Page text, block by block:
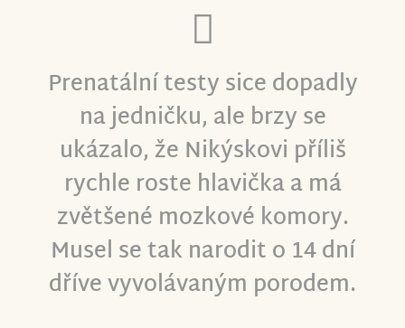
Prenatální testy sice dopadly
na jedničku, ale brzy se
ukázalo, že Nikýskovi příliš
rychle roste hlavička a má
zvětšené mozkové komory.
Musel se tak narodit o 14 dní
dříve vyvolávaným porodem.